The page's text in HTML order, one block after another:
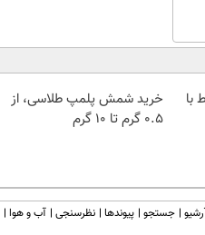
با
خرید شمش پلمپ طلاسی، از
۰.۵ گرم تا ۱۰ گرم
جستجو پیوندها نظرسنجی آب و هوا